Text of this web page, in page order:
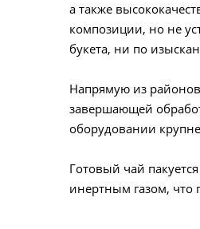
а также
композиции, но не
букета, ни по
Напрямую из районов
завершающей
оборудовании
Готовый чай
инертным газом, что